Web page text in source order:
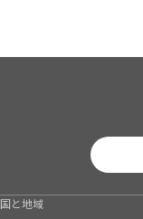
国と地域